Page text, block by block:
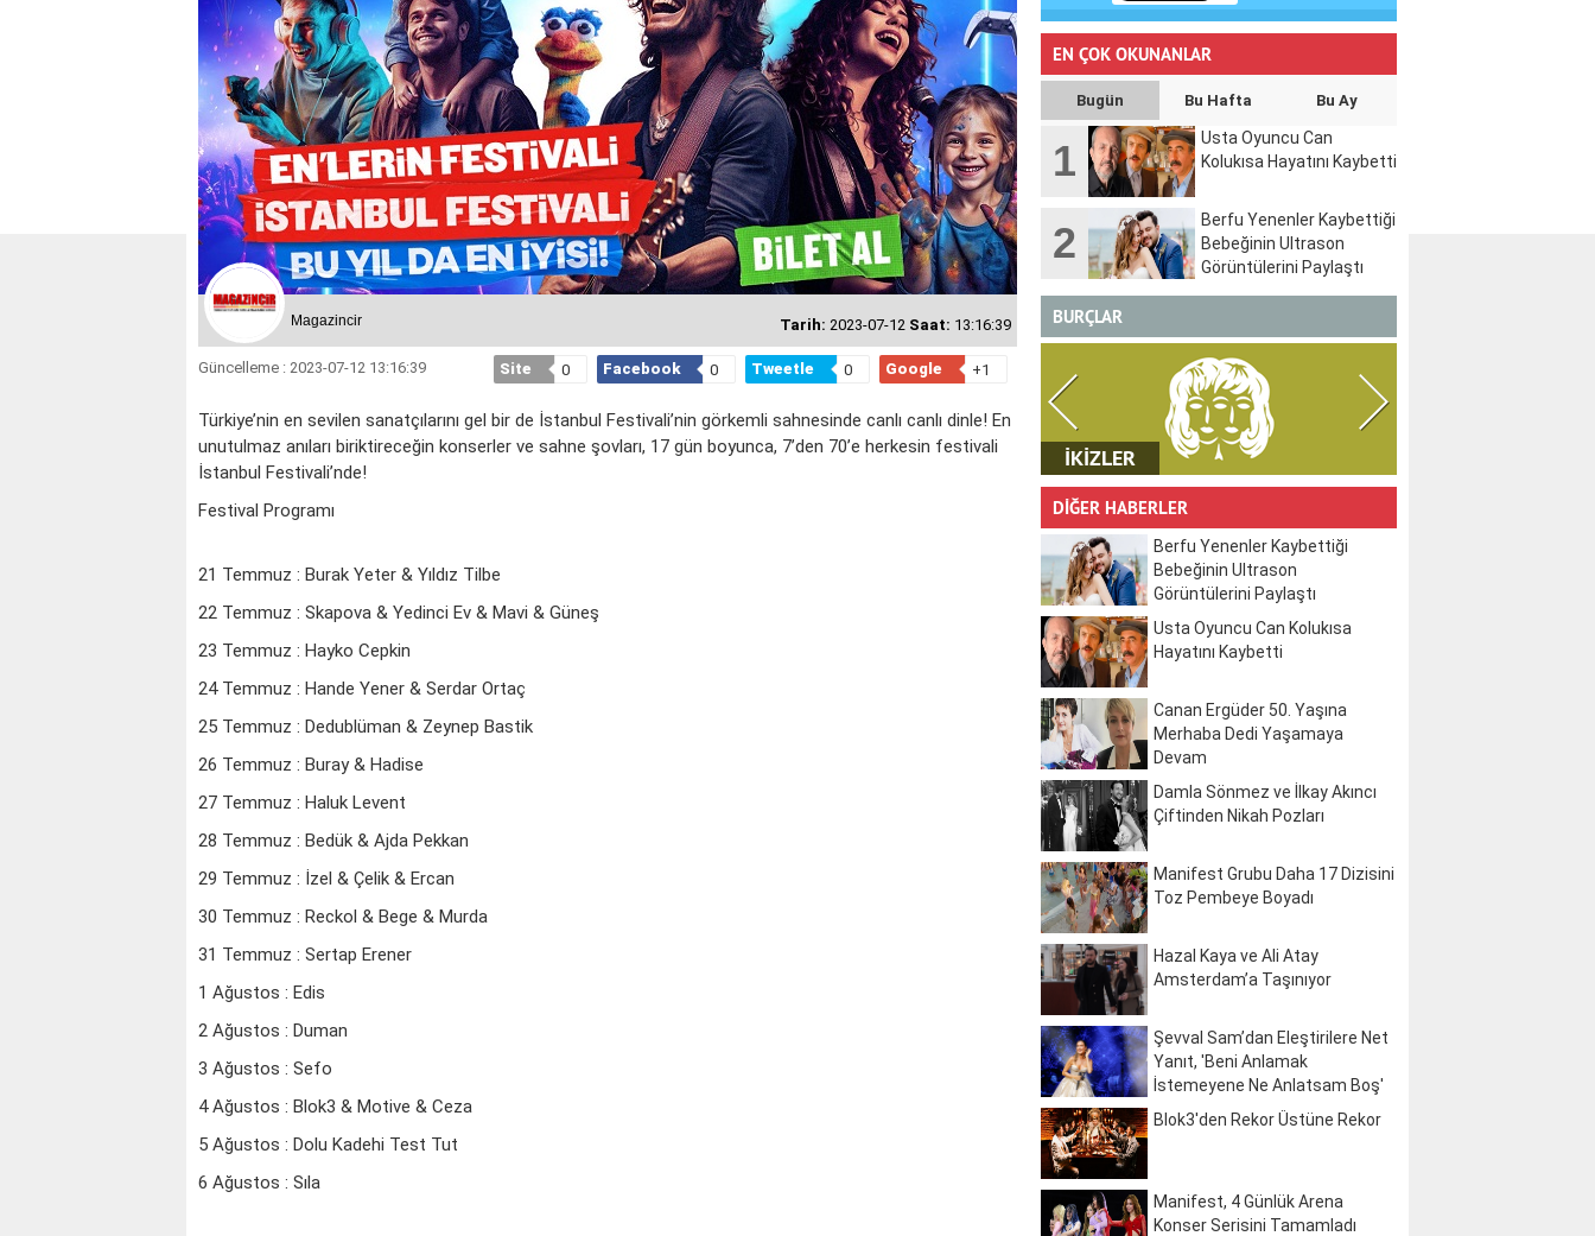
Magazincir Tarih: 2023-07-12 Saat: 13:16:39
Güncelleme : 2023-07-12 13:16:39 Site 0 Facebook 0 Tweetle 0 Google +1
Türkiye’nin en sevilen sanatçılarını gel bir de İstanbul Festivali’nin görkemli sahnesinde canlı canlı dinle! En
unutulmaz anıları biriktireceğin konserler ve sahne şovları, 17 gün boyunca, 7’den 70’e herkesin festivali
İstanbul Festivali’nde!
Festival Programı
21 Temmuz : Burak Yeter & Yıldız Tilbe
22 Temmuz : Skapova & Yedinci Ev & Mavi & Güneş
23 Temmuz : Hayko Cepkin
24 Temmuz : Hande Yener & Serdar Ortaç
25 Temmuz : Dedublüman & Zeynep Bastik
26 Temmuz : Buray & Hadise
27 Temmuz : Haluk Levent
28 Temmuz : Bedük & Ajda Pekkan
29 Temmuz : İzel & Çelik & Ercan
30 Temmuz : Reckol & Bege & Murda
31 Temmuz : Sertap Erener
1 Ağustos : Edis
2 Ağustos : Duman
3 Ağustos : Sefo
4 Ağustos : Blok3 & Motive & Ceza
5 Ağustos : Dolu Kadehi Test Tut
6 Ağustos : Sıla
EN ÇOK OKUNANLAR
Bugün Bu Hafta Bu Ay
1
Usta Oyuncu Can
Kolukısa Hayatını Kaybetti
2
Berfu Yenenler Kaybettiği
Bebeğinin Ultrason
Görüntülerini Paylaştı
BURÇLAR
KOÇ BOĞA İKİZLER
DİĞER HABERLER
Berfu Yenenler Kaybettiği
Bebeğinin Ultrason
Görüntülerini Paylaştı
Usta Oyuncu Can Kolukısa
Hayatını Kaybetti
Canan Ergüder 50. Yaşına
Merhaba Dedi Yaşamaya
Devam
Damla Sönmez ve İlkay Akıncı
Çiftinden Nikah Pozları
Manifest Grubu Daha 17 Dizisini
Toz Pembeye Boyadı
Hazal Kaya ve Ali Atay
Amsterdam’a Taşınıyor
Şevval Sam’dan Eleştirilere Net
Yanıt, 'Beni Anlamak
İstemeyene Ne Anlatsam Boş'
Blok3'den Rekor Üstüne Rekor
Manifest, 4 Günlük Arena
Konser Serisini Tamamladı